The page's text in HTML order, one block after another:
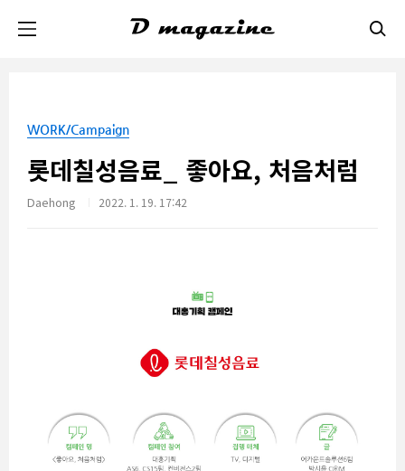
WORK/Campaign
롯데칠성음료_ 좋아요, 처음처럼
Daehong 2022. 1. 19. 17:42